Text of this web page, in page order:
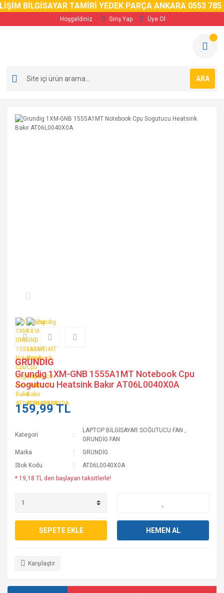
BİLGİSAYAR TAMİRİ YEDEK PARÇA ANKARA 0553 785 02
Hoşgeldiniz Giriş Yap Üye Ol
ARA
GRUNDİG
Grundig 1XM-GNB 1555A1MT Notebook Cpu
Sogutucu Heatsink Bakır AT06L0040X0A
159,99 TL
Kategori
LAPTOP BİLGİSAYAR SOĞUTUCU FAN ,
GRUNDİG FAN
Marka
GRUNDİG
Stok Kodu
AT06L0040X0A
* 19,18 TL den başlayan taksitlerle!
SEPETE EKLE HEMEN AL
Karşılaştır